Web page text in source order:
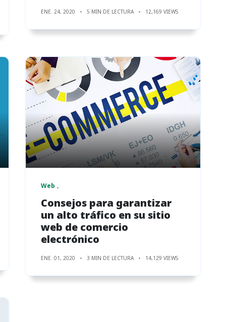
ENE. 24, 2020 5 MIN DE LECTURA 12,169 VIEWS
Web
Consejos para garantizar
un alto tráfico en su sitio
web de comercio
electrónico
ENE. 01, 2020 3 MIN DE LECTURA 14,129 VIEWS